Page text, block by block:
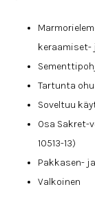
Tartunta
​Soveltuu
Osa Sakret-
10513-13)
Pakkasen-
Valkoinen